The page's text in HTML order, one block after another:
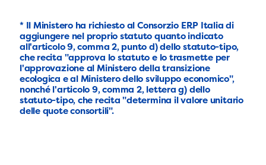
* Il Ministero ha richiesto al Consorzio ERP Italia di
aggiungere nel proprio statuto quanto indicato
all'articolo 9, comma 2, punto d) dello statuto-tipo,
che recita "approva lo statuto e lo trasmette per
l'approvazione al Ministero della transizione
ecologica e al Ministero dello sviluppo economico",
nonché l'articolo 9, comma 2, lettera g) dello
statuto-tipo, che recita "determina il valore unitario
delle quote consortili".